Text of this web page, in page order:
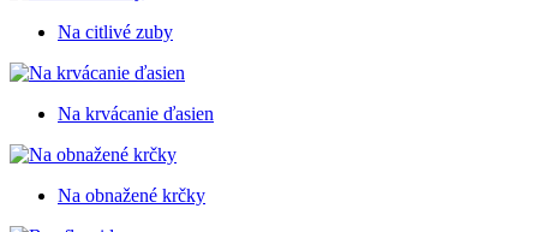
Na citlivé zuby
Na krvácanie ďasien
Na obnažené krčky